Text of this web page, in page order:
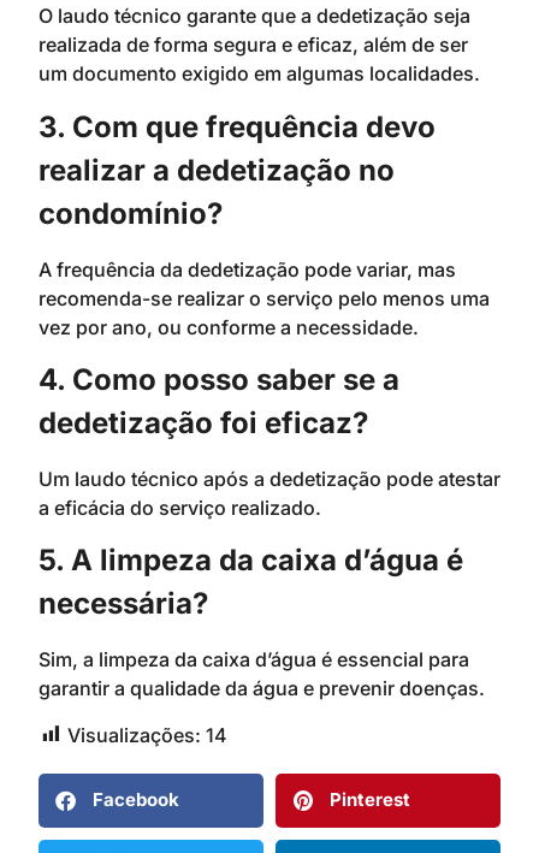
O laudo técnico garante que a dedetização seja
realizada de forma segura e eficaz, além de ser
um documento exigido em algumas localidades.
3. Com que frequência devo
realizar a dedetização no
condomínio?
A frequência da dedetização pode variar, mas
recomenda-se realizar o serviço pelo menos uma
vez por ano, ou conforme a necessidade.
4. Como posso saber se a
dedetização foi eficaz?
Um laudo técnico após a dedetização pode atestar
a eficácia do serviço realizado.
5. A limpeza da caixa d’água é
necessária?
Sim, a limpeza da caixa d’água é essencial para
garantir a qualidade da água e prevenir doenças.
Visualizações: 14
Facebook Pinterest